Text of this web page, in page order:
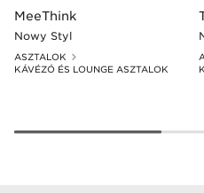
MeeThink
Nowy Styl
ASZTALOK
KÁVÉZÓ ÉS LOUNGE ASZTALOK